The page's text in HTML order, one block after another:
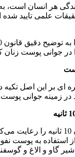
جوانی پوست زنان
زمینه جوانی
10 ثانیه اول پس از
گاو و الاغ و